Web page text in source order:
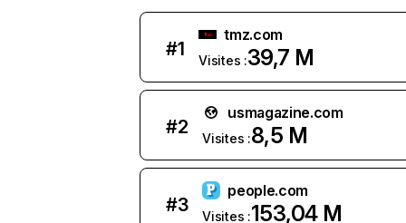
#1
tmz.com
Visites :39,7 M
#2
usmagazine.com
Visites :8,5 M
#3
people.com
Visites :153,04 M